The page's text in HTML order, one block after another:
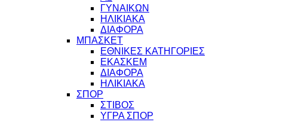
ΓΥΝΑΙΚΩΝ
ΗΛΙΚΙΑΚΑ
ΔΙΑΦΟΡΑ
ΜΠΑΣΚΕΤ
ΕΘΝΙΚΕΣ ΚΑΤΗΓΟΡΙΕΣ
ΕΚΑΣΚΕΜ
ΔΙΑΦΟΡΑ
ΗΛΙΚΙΑΚΑ
ΣΠΟΡ
ΣΤΙΒΟΣ
ΥΓΡΑ ΣΠΟΡ